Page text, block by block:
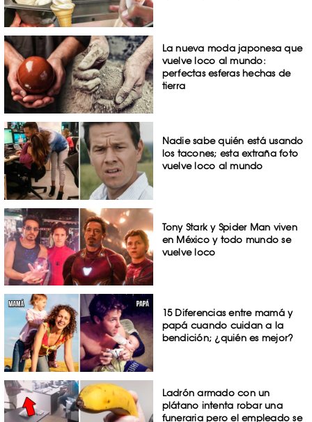
La nueva moda japonesa que
vuelve loco al mundo:
perfectas esferas hechas de
tierra
Nadie sabe quién está usando
los tacones; esta extraña foto
vuelve loco al mundo
Tony Stark y Spider Man viven
en México y todo mundo se
vuelve loco
15 Diferencias entre mamá y
papá cuando cuidan a la
bendición; ¿quién es mejor?
Ladrón armado con un
plátano intenta robar una
funeraria pero el empleado se